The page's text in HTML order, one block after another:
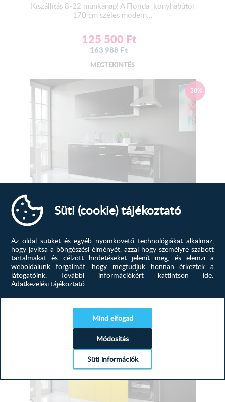
Kiszállítás 8-22 munkanap! A Florida konyhabútor
170 cm széles modern...
125 500 Ft
163 988Ft
MEGTEKINTÉS
-30%
Color fekete konyhabútor 160 cm
A Color Fekete konyhabútor 160 cm széles modern
elrendezésű blokk konyhabút...
130 500Ft
185 900Ft
Süti (cookie) tájékoztató
Az oldal sütiket és egyéb nyomkövető technológiákat alkalmaz,
hogy javítsa a böngészési élményét, azzal hogy személyre szabott
tartalmakat és célzott hirdetéseket jelenít meg, és elemzi a
weboldalunk forgalmát, hogy megtudjuk honnan érkeztek a
látogatóink.
További információkért kattintson ide:
Adatkezelési tájékoztató
Mind elfogad
Módosítás
Süti információk